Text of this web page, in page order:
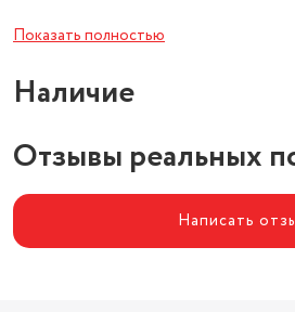
Насадка-соковыжималка
Показать полностью
Наличие
Отзывы реальных
Написать